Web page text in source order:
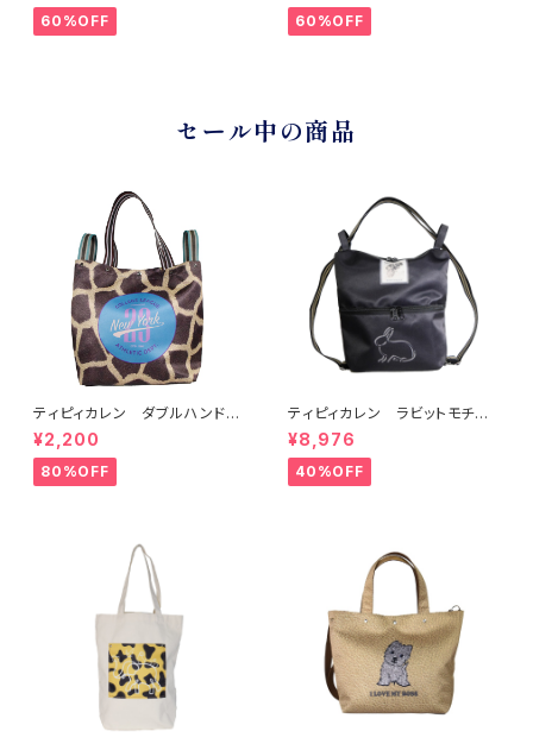
60%OFF 60%OFF
セール中の商品
ティピィカレン ダブルハンドル
ジラフビッグトートバッグ
¥2,200
80%OFF
ティピィカレン ラビットモチー
フ2WAYショルダーリュック
¥8,976
40%OFF